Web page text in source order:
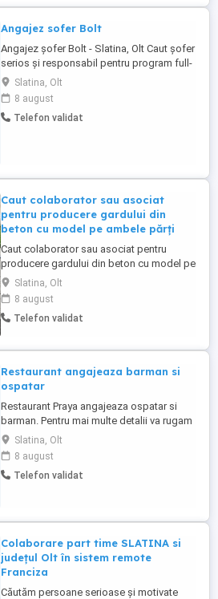
suport ...
Angajez sofer Bolt
Angajez șofer Bolt - Slatina, Olt Caut șofer
serios și responsabil pentru program full-
time, tura de noapte Vârsta minimă 21 ani
Permis categoria B de minimum 2 ani
Atestat transport persoane sau
posibilitatea de a-l obține Cazier judiciar
Slatina, Olt
8 august
Telefon validat
Caut colaborator sau asociat
pentru producere gardului din
beton cu model pe ambele părți
Caut colaborator sau asociat pentru
producere gardului din beton cu model pe
ambele părți
Slatina, Olt
8 august
Telefon validat
Restaurant angajeaza barman si
ospatar
Restaurant Praya angajeaza ospatar si
barman. Pentru mai multe detalii va rugam
sa sunati la numarul de telefon .
Slatina, Olt
8 august
Telefon validat
Colaborare part time SLATINA si
județul Olt în sistem remote
Franciza
Căutăm persoane serioase și motivate